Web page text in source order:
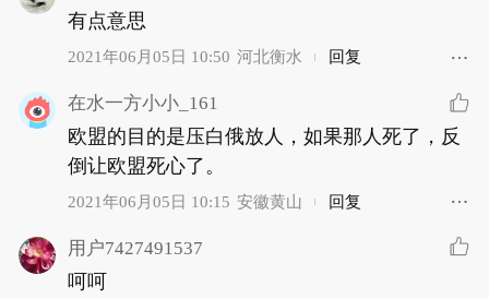
有点意思
2021年06月05日 10:50 河北衡水 回复
在水一方小小_161
欧盟的目的是压白俄放人，如果那人死了，反
倒让欧盟死心了。
2021年06月05日 10:15 安徽黄山 回复
用户7427491537
呵呵